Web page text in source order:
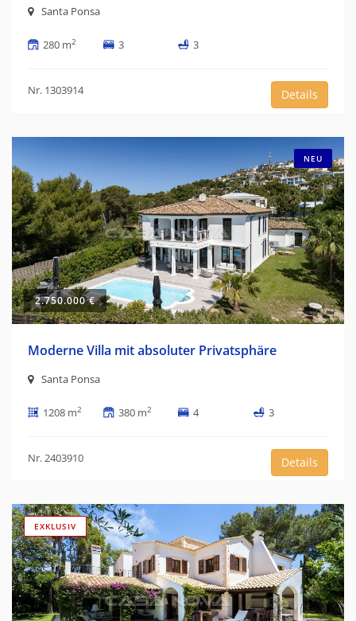
Santa Ponsa
280 m2 3 3
Nr. 1303914 Details
NEU
2.750.000 €
Moderne Villa mit absoluter Privatsphäre
Santa Ponsa
1208 m2 380 m2 4 3
Nr. 2403910 Details
EXKLUSIV